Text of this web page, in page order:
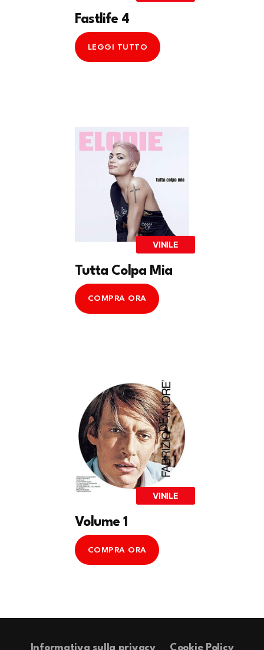
Fastlife 4
LEGGI TUTTO
VINILE
Tutta Colpa Mia
COMPRA ORA
VINILE
Volume 1
COMPRA ORA
Informativa sulla privacy Cookie Policy